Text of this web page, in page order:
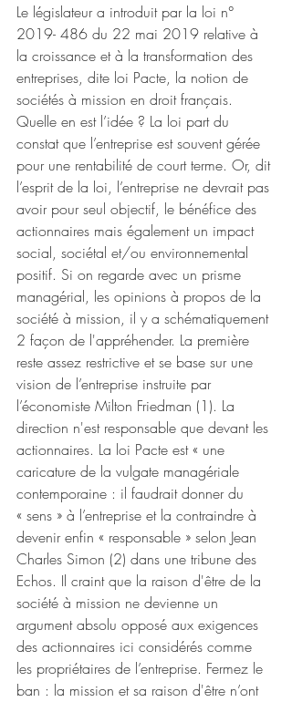
Le législateur a introduit par la loi n°
2019- 486 du 22 mai 2019 relative à
la croissance et à la transformation des
entreprises, dite loi Pacte, la notion de
sociétés à mission en droit français.
Quelle en est l’idée ? La loi part du
constat que l’entreprise est souvent gérée
pour une rentabilité de court terme. Or, dit
l’esprit de la loi, l’entreprise ne devrait pas
avoir pour seul objectif, le bénéfice des
actionnaires mais également un impact
social, sociétal et/ou environnemental
positif. Si on regarde avec un prisme
managérial, les opinions à propos de la
société à mission, il y a schématiquement
2 façon de l'appréhender. La première
reste assez restrictive et se base sur une
vision de l’entreprise instruite par
l’économiste Milton Friedman (1). La
direction n'est responsable que devant les
actionnaires. La loi Pacte est « une
caricature de la vulgate managériale
contemporaine : il faudrait donner du
« sens » à l’entreprise et la contraindre à
devenir enfin « responsable » selon Jean
Charles Simon (2) dans une tribune des
Echos. Il craint que la raison d'être de la
société à mission ne devienne un
argument absolu opposé aux exigences
des actionnaires ici considérés comme
les propriétaires de l’entreprise. Fermez le
ban : la mission et sa raison d'être n’ont